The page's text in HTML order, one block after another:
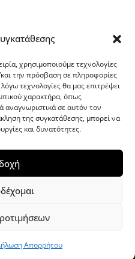
χρησιμοποιούμε τεχνολογίες
την πρόσβαση σε πληροφορίες
τεχνολογίες θα μας επιτρέψει
χαρακτήρα, όπως
αναγνωριστικά σε αυτόν τον
της συγκατάθεσης, μπορεί να
και δυνατότητες.
Απορρήτου
Newsby HashThemes